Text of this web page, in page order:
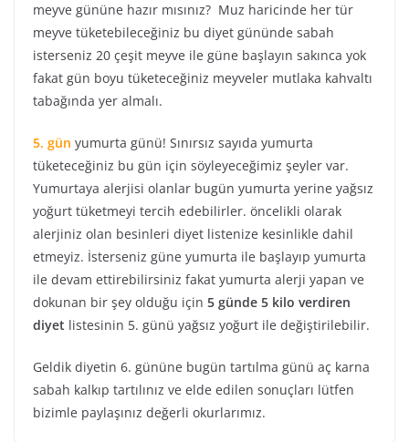
meyve gününe hazır mısınız? Muz haricinde her tür
meyve tüketebileceğiniz bu diyet gününde sabah
isterseniz 20 çeşit meyve ile güne başlayın sakınca yok
fakat gün boyu tüketeceğiniz meyveler mutlaka kahvaltı
tabağında yer almalı.
5. gün yumurta günü! Sınırsız sayıda yumurta
tüketeceğiniz bu gün için söyleyeceğimiz şeyler var.
Yumurtaya alerjisi olanlar bugün yumurta yerine yağsız
yoğurt tüketmeyi tercih edebilirler. öncelikli olarak
alerjiniz olan besinleri diyet listenize kesinlikle dahil
etmeyiz. İsterseniz güne yumurta ile başlayıp yumurta
ile devam ettirebilirsiniz fakat yumurta alerji yapan ve
dokunan bir şey olduğu için 5 günde 5 kilo verdiren
diyet listesinin 5. günü yağsız yoğurt ile değiştirilebilir.
Geldik diyetin 6. gününe bugün tartılma günü aç karna
sabah kalkıp tartılınız ve elde edilen sonuçları lütfen
bizimle paylaşınız değerli okurlarımız.